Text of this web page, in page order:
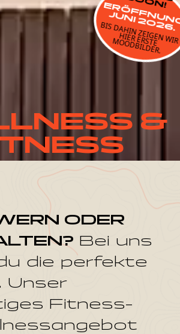
&
N
J
I
.
BIS DAHIN ZEIGEN W
IR
HIER ERSTE
M
OODBILDER.
ODER
Bei uns
die perfekte
Unser
Fitness-